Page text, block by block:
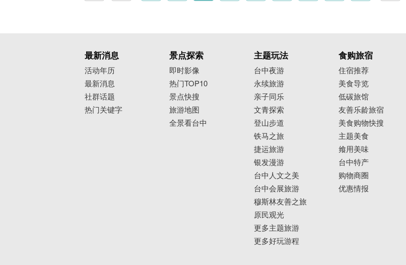
最新消息
活动年历
最新消息
社群话题
热门关键字
景点探索
即时影像
热门TOP10
景点快搜
旅游地图
全景看台中
主题玩法
台中夜游
永续旅游
亲子同乐
文青探索
登山步道
铁马之旅
捷运旅游
银发漫游
台中人文之美
台中会展旅游
穆斯林友善之旅
原民观光
更多主题旅游
更多好玩游程
食购旅宿
住宿推荐
美食导览
低碳旅馆
友善乐龄旅宿
美食购物快搜
主题美食
飨用美味
台中特产
购物商圈
优惠情报